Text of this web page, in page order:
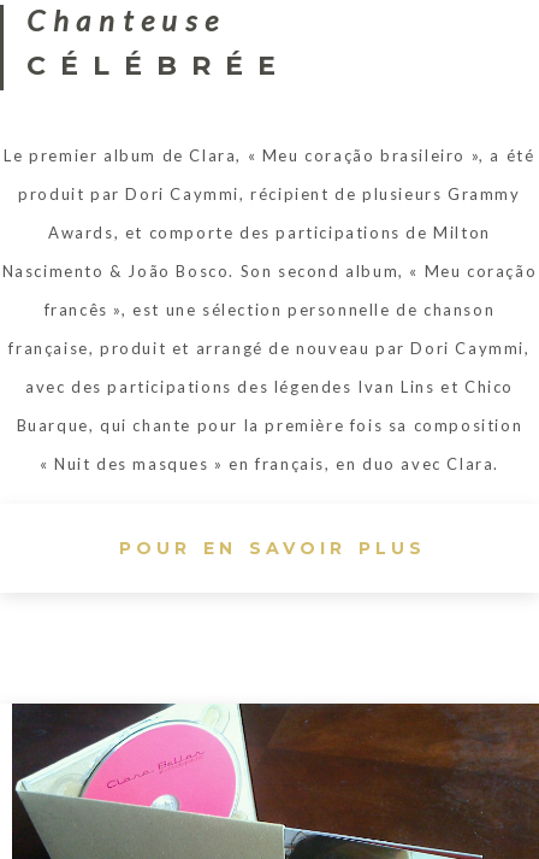
Chanteuse
CÉLÉBRÉE
Le premier album de Clara, « Meu coração brasileiro », a été
produit par Dori Caymmi, récipient de plusieurs Grammy
Awards, et comporte des participations de Milton
Nascimento & João Bosco. Son second album, « Meu coração
francês », est une sélection personnelle de chanson
française, produit et arrangé de nouveau par Dori Caymmi,
avec des participations des légendes Ivan Lins et Chico
Buarque, qui chante pour la première fois sa composition
« Nuit des masques » en français, en duo avec Clara.
POUR EN SAVOIR PLUS